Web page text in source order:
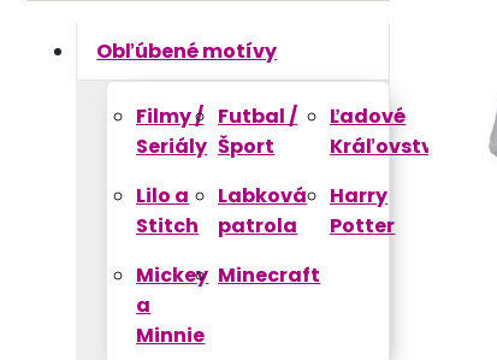
Obľúbené motívy
Filmy /
Seriály
Futbal /
Šport
Ľadové
Kráľovstvo
Lilo a
Stitch
Labková
patrola
Harry
Potter
Mickey
a
Minnie
Minecraft